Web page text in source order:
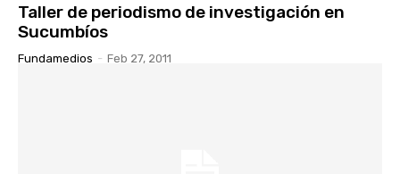
Taller de periodismo de investigación en
Sucumbíos
Fundamedios - Feb 27, 2011